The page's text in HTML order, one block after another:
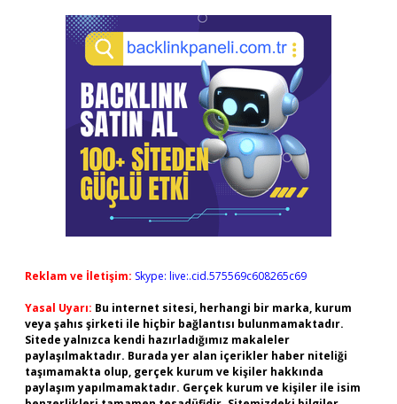
Reklam ve İletişim: Skype: live:.cid.575569c608265c69
Yasal Uyarı: Bu internet sitesi, herhangi bir marka, kurum
veya şahıs şirketi ile hiçbir bağlantısı bulunmamaktadır.
Sitede yalnızca kendi hazırladığımız makaleler
paylaşılmaktadır. Burada yer alan içerikler haber niteliği
taşımamakta olup, gerçek kurum ve kişiler hakkında
paylaşım yapılmamaktadır. Gerçek kurum ve kişiler ile isim